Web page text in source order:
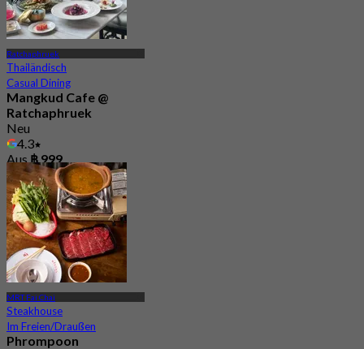
Ratchaphruek
Thailändisch
Casual Dining
Mangkud Cafe @
Ratchaphruek
Neu
4.3
Aus ฿ 999
MRT Fai Chai
Steakhouse
Im Freien/Draußen
Phrompoon